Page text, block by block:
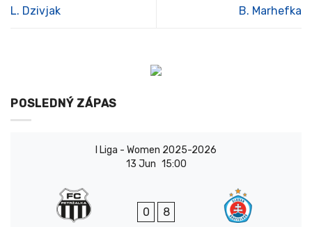
L. Dzivjak B. Marhefka
POSLEDNÝ ZÁPAS
I Liga - Women 2025-2026
13 Jun 15:00
0 8